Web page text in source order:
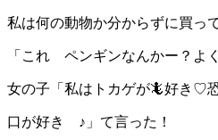
私は何の動物か分からずに買っ
「これ ペンギンなんかー？よ
女の子「私はトカゲが🦎好き♡
口が好き ♪」て言った！